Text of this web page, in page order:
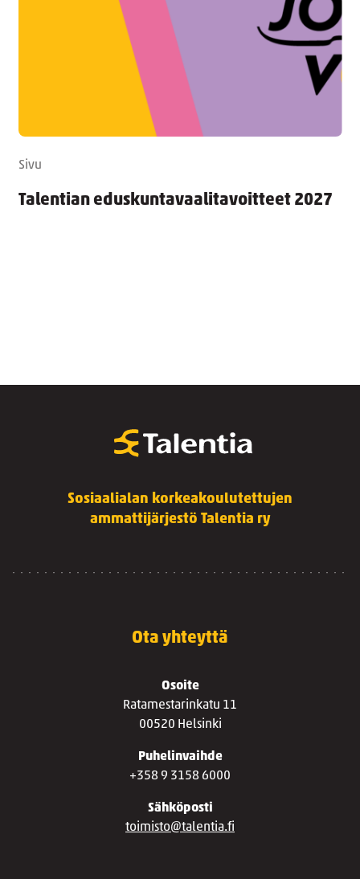
Sivu
Talentian eduskuntavaalitavoitteet 2027
Sosiaalialan korkeakoulutettujen
ammattijärjestö Talentia ry
Ota yhteyttä
Osoite
Ratamestarinkatu 11
00520 Helsinki
Puhelinvaihde
+358 9 3158 6000
Sähköposti
toimisto@talentia.fi